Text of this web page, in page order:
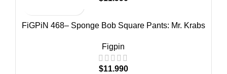
FiGPiN 468– Sponge Bob Square Pants: Mr. Krabs
Figpin
$11.990